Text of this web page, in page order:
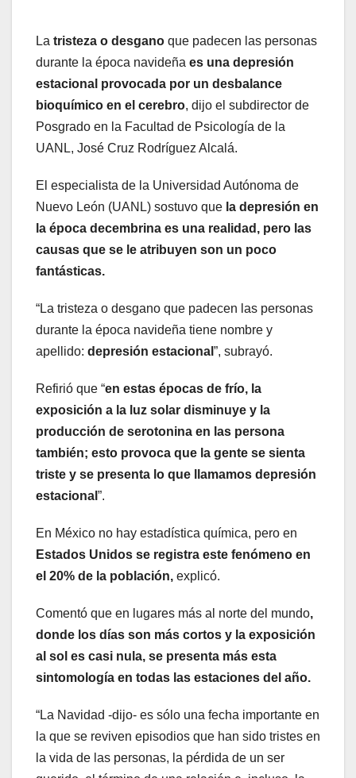
La tristeza o desgano que padecen las personas
durante la época navideña es una depresión
estacional provocada por un desbalance
bioquímico en el cerebro, dijo el subdirector de
Posgrado en la Facultad de Psicología de la
UANL, José Cruz Rodríguez Alcalá.
El especialista de la Universidad Autónoma de
Nuevo León (UANL) sostuvo que la depresión en
la época decembrina es una realidad, pero las
causas que se le atribuyen son un poco
fantásticas.
“La tristeza o desgano que padecen las personas
durante la época navideña tiene nombre y
apellido: depresión estacional ”, subrayó.
Refirió que “en estas épocas de frío, la
exposición a la luz solar disminuye y la
producción de serotonina en las persona
también; esto provoca que la gente se sienta
triste y se presenta lo que llamamos depresión
estacional ”.
En México no hay estadística química, pero en
Estados Unidos se registra este fenómeno en
el 20% de la población, explicó.
Comentó que en lugares más al norte del mundo,
donde los días son más cortos y la exposición
al sol es casi nula, se presenta más esta
sintomología en todas las estaciones del año.
“La Navidad -dijo- es sólo una fecha importante en
la que se reviven episodios que han sido tristes en
la vida de las personas, la pérdida de un ser